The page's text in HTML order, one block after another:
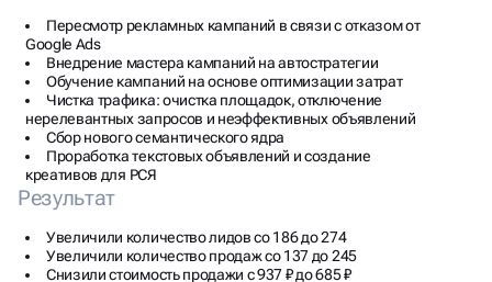
Пересмотр рекламных кампаний в связи с отказом от
Google Ads
Внедрение мастера кампаний на автостратегии
Обучение кампаний на основе оптимизации затрат
Чистка трафика: очистка площадок, отключение
нерелевантных запросов и неэффективных объявлений
Сбор нового семантического ядра
Проработка текстовых объявлений и создание
креативов для РСЯ
Результат
Увеличили количество лидов со 186 до 274
Увеличили количество продаж со 137 до 245
Снизили стоимость продажи с 937 ₽ до 685 ₽